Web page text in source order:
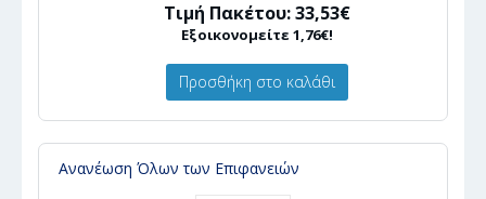
Τιμή Πακέτου: 33,53€
Εξοικονομείτε 1,76€!
Προσθήκη στο καλάθι
Ανανέωση Όλων των Επιφανειών